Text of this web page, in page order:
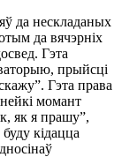
да нескладаных
да вячэрніх
Гэта
прыйсці
Гэта права
момант
як я прашу”,
кідацца